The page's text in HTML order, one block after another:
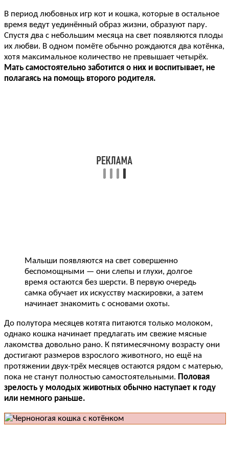
В период любовных игр кот и кошка, которые в остальное
время ведут уединённый образ жизни, образуют пару.
Спустя два с небольшим месяца на свет появляются плоды
их любви. В одном помёте обычно рождаются два котёнка,
хотя максимальное количество не превышает четырёх.
Мать самостоятельно заботится о них и воспитывает, не
полагаясь на помощь второго родителя.
Малыши появляются на свет совершенно
беспомощными — они слепы и глухи, долгое
время остаются без шерсти. В первую очередь
самка обучает их искусству маскировки, а затем
начинает знакомить с основами охоты.
До полутора месяцев котята питаются только молоком,
однако кошка начинает предлагать им свежие мясные
лакомства довольно рано. К пятимесячному возрасту они
достигают размеров взрослого животного, но ещё на
протяжении двух-трёх месяцев остаются рядом с матерью,
пока не станут полностью самостоятельными. Половая
зрелость у молодых животных обычно наступает к году
или немного раньше.